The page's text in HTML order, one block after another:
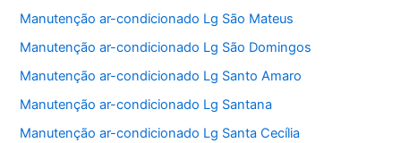
Manutenção ar-condicionado Lg São Mateus
Manutenção ar-condicionado Lg São Domingos
Manutenção ar-condicionado Lg Santo Amaro
Manutenção ar-condicionado Lg Santana
Manutenção ar-condicionado Lg Santa Cecília